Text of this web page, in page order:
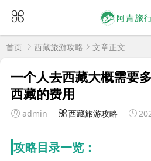
首页 西藏旅游攻略 文章正文
一个人去西藏大概需要
西藏的费用
admin 西藏旅游攻略
攻略目录一览：